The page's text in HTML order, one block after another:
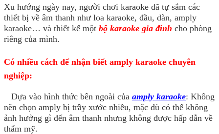
Xu hướng ngày nay, người chơi karaoke đã tự sắm các
thiết bị về âm thanh như loa karaoke, đầu, dàn, amply
karaoke… và thiết kế một bộ karaoke gia đình cho phòng
riêng của mình.
Có nhiều cách để nhận biết amply karaoke chuyên
nghiệp:
Dựa vào hình thức bên ngoài của amply karaoke: Không
nên chọn amply bị trầy xước nhiều, mặc dù có thể không
ảnh hưởng gì đến âm thanh nhưng không được hấp dẫn về
thẩm mỹ.